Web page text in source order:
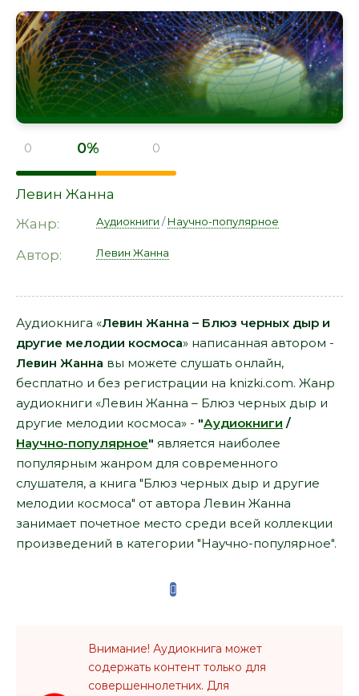
0 0% 0
Левин Жанна
Жанр:
Аудиокниги /Научно-популярное
Автор: Левин Жанна
Аудиокнига «Левин Жанна – Блюз черных дыр и
другие мелодии космоса» написанная автором -
Левин Жанна вы можете слушать онлайн,
бесплатно и без регистрации на knizki.com. Жанр
аудиокниги «Левин Жанна – Блюз черных дыр и
другие мелодии космоса» - "Аудиокниги /
Научно-популярное" является наиболее
популярным жанром для современного
слушателя, а книга "Блюз черных дыр и другие
мелодии космоса" от автора Левин Жанна
занимает почетное место среди всей коллекции
произведений в категории "Научно-популярное".
Внимание! Аудиокнига может
содержать контент только для
совершеннолетних. Для